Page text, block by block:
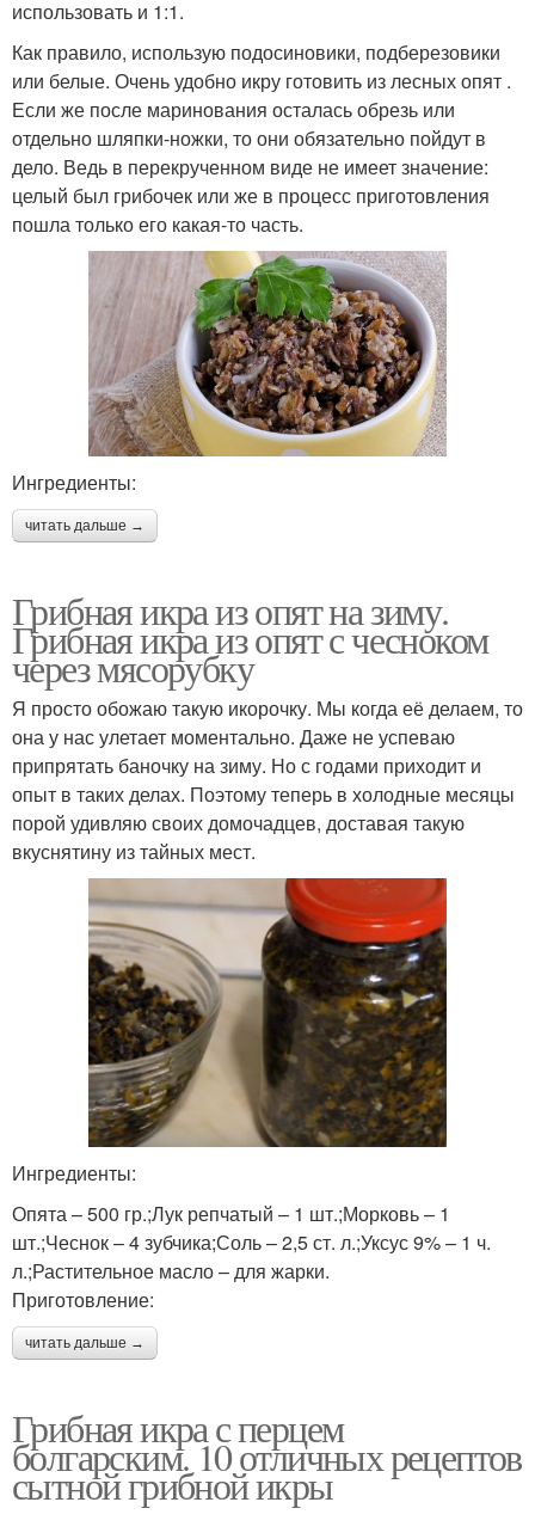
использовать и 1:1.
Как правило, использую подосиновики, подберезовики
или белые. Очень удобно икру готовить из лесных опят .
Если же после маринования осталась обрезь или
отдельно шляпки-ножки, то они обязательно пойдут в
дело. Ведь в перекрученном виде не имеет значение:
целый был грибочек или же в процесс приготовления
пошла только его какая-то часть.
Ингредиенты:
читать дальше →
Грибная икра из опят на зиму.
Грибная икра из опят с чесноком
через мясорубку
Я просто обожаю такую икорочку. Мы когда её делаем, то
она у нас улетает моментально. Даже не успеваю
припрятать баночку на зиму. Но с годами приходит и
опыт в таких делах. Поэтому теперь в холодные месяцы
порой удивляю своих домочадцев, доставая такую
вкуснятину из тайных мест.
Ингредиенты:
Опята – 500 гр.;Лук репчатый – 1 шт.;Морковь – 1
шт.;Чеснок – 4 зубчика;Соль – 2,5 ст. л.;Уксус 9% – 1 ч.
л.;Растительное масло – для жарки.
Приготовление:
читать дальше →
Грибная икра с перцем
болгарским. 10 отличных рецептов
сытной грибной икры